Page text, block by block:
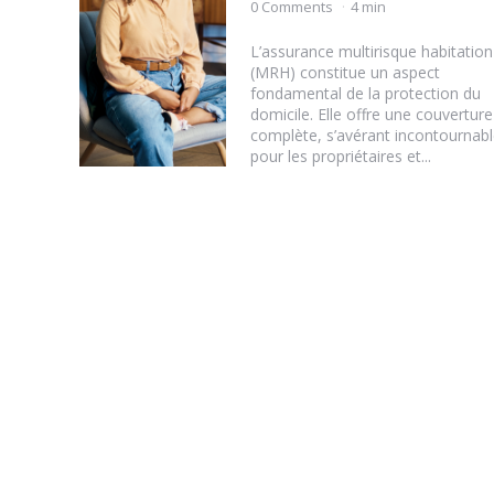
by
0 Comments 4 min
L’assurance multirisque habitation
(MRH) constitue un aspect
fondamental de la protection du
domicile. Elle offre une couverture
complète, s’avérant
pour les propriétaires et...